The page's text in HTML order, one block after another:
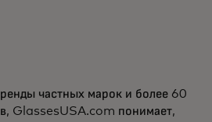
частных марок и более 60
GlassesUSA.com понимает,